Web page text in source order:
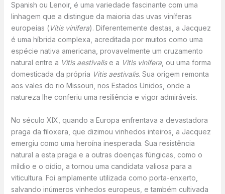
Spanish ou Lenoir, é uma variedade fascinante com uma
linhagem que a distingue da maioria das uvas viníferas
europeias (Vitis vinifera). Diferentemente destas, a Jacquez
é uma híbrida complexa, acreditada por muitos como uma
espécie nativa americana, provavelmente um cruzamento
natural entre a Vitis aestivalise a Vitis vinifera, ou uma forma
domesticada da própria Vitis aestivalis. Sua origem remonta
aos vales do rio Missouri, nos Estados Unidos, onde a
natureza lhe conferiu uma resiliência e vigor admiráveis.
No século XIX, quando a Europa enfrentava a devastadora
praga da filoxera, que dizimou vinhedos inteiros, a Jacquez
emergiu como uma heroína inesperada. Sua resistência
natural a esta praga e a outras doenças fúngicas, como o
míldio e o oídio, a tornou uma candidata valiosa para a
viticultura. Foi amplamente utilizada como porta-enxerto,
salvando inúmeros vinhedos europeus, e também cultivada